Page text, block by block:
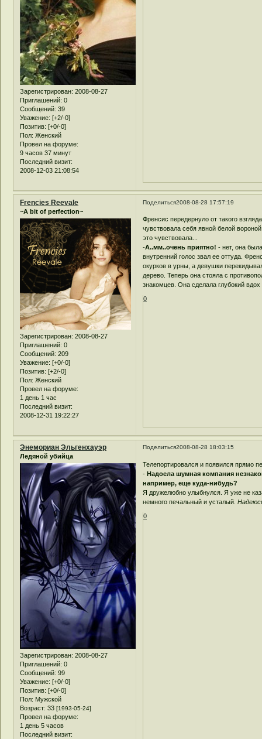
Зарегистрирован: 2008-08-27
Приглашений: 0
Сообщений: 39
Уважение: [+2/-0]
Позитив: [+0/-0]
Пол: Женский
Провел на форуме:
9 часов 37 минут
Последний визит:
2008-12-03 21:08:54
Поделиться2008-08-28 17:57:19
Frencies Reevale
~A bit of perfection~
Зарегистрирован: 2008-08-27
Приглашений: 0
Сообщений: 209
Уважение: [+0/-0]
Позитив: [+2/-0]
Пол: Женский
Провел на форуме:
1 день 1 час
Последний визит:
2008-12-31 19:22:27
Френсис передернуло от такого
чувствовала себя явной белой
это чувствовала...
-А..мм..очень приятно! - нет, она
внутренний голос звал ее оттуда.
окурков в урны, а девушки
дерево. Теперь она стояла с
знакомцев. Она сделала глубокий вдох
0
Поделиться2008-08-28 18:03:15
Энемориан Эльгенхауэр
Ледяной убийца
Зарегистрирован: 2008-08-27
Приглашений: 0
Сообщений: 99
Уважение: [+0/-0]
Позитив: [+0/-0]
Пол: Мужской
Возраст: 33 [1993-05-24]
Провел на форуме:
1 день 5 часов
Последний визит:
Телепортировался и появился прямо
-Надоела шумная компания
например, еще куда-нибудь?
Я дружелюбно улыбнулся. Я уже не
немного печальный и усталый.
0